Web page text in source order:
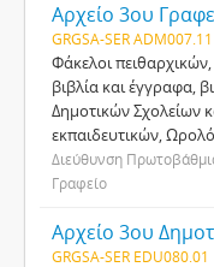
GRGSA-SER ADM007.11
Φάκελοι
βιβλία και έγγραφα,
Δημοτικών Σχολείων
εκπαιδευτικών,
Διεύθυνση
Γραφείο
Αρχείο 3ου
GRGSA-SER EDU080.01